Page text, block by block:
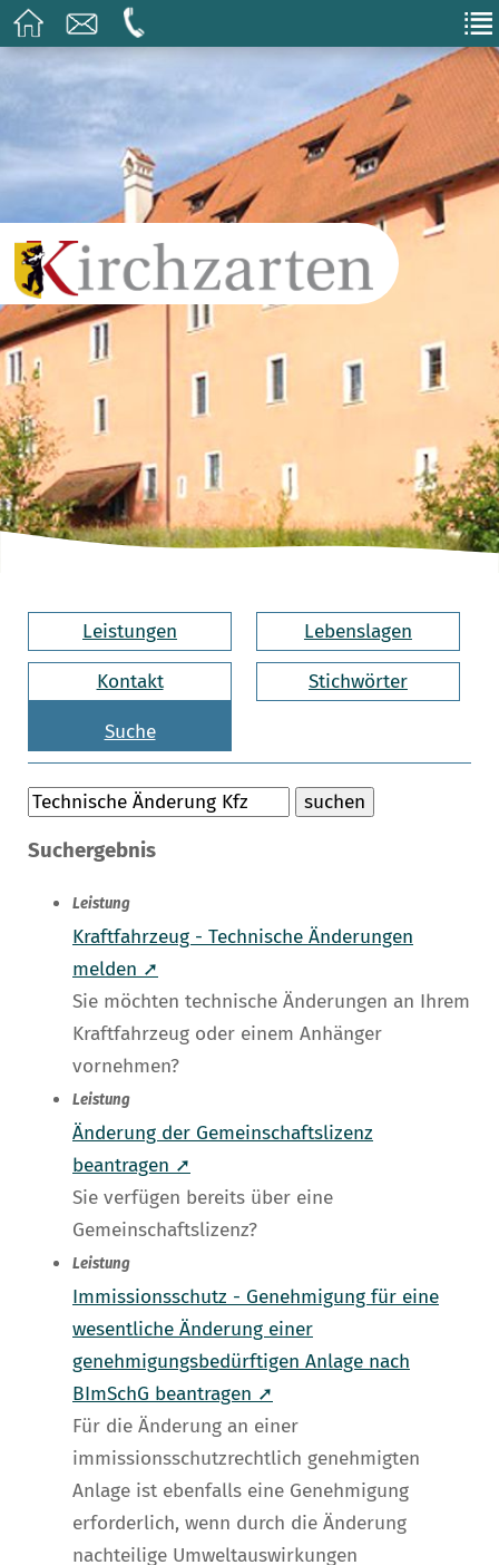
Leistungen Lebenslagen
Kontakt Stichwörter
Suche
Suchergebnis
Leistung
Kraftfahrzeug - Technische Änderungen
melden ➚
Sie möchten technische Änderungen an Ihrem
Kraftfahrzeug oder einem Anhänger
vornehmen?
Leistung
Änderung der Gemeinschaftslizenz
beantragen ➚
Sie verfügen bereits über eine
Gemeinschaftslizenz?
Leistung
Immissionsschutz - Genehmigung für eine
wesentliche Änderung einer
genehmigungsbedürftigen Anlage nach
BImSchG beantragen ➚
Für die Änderung an einer
immissionsschutzrechtlich genehmigten
Anlage ist ebenfalls eine Genehmigung
erforderlich, wenn durch die Änderung
nachteilige Umweltauswirkungen